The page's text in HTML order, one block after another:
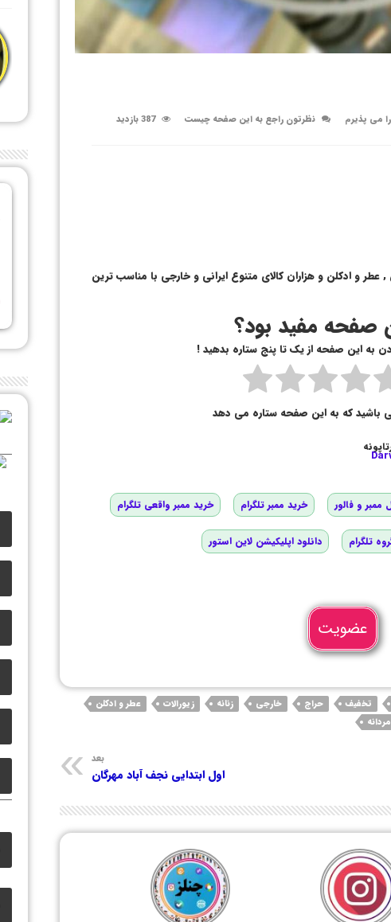
را می پذیرم نظرتون راجع به این صفحه چیست 387 بازدید
و ادکلن و هزاران کالای متنوع ایرانی و خارجی با مناسب ترین
صفحه مفید بود؟
به این صفحه از یک تا پنج ستاره بدهید !
باشید که به این صفحه ستاره می دهد
ممبر و فالور خرید ممبر تلگرام خرید ممبر واقعی تلگرام
تلگرام دانلود اپلیکیشن لاین استور
عضویت
تخفیف حراج خارجی زنانه زیورالات
عطر و ادکلن
مردانه
بعد
اول ابتدایی نجف آباد مهرگان